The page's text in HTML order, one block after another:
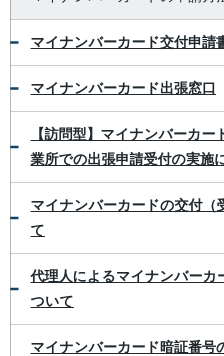
マイナンバーカード交付申請
マイナンバーカード出張窓口
【訪問型】マイナンバーカー
業所での出張申請受付の実施
マイナンバーカードの交付（
て
代理人によるマイナンバーカ
ついて
マイナンバーカード暗証番号